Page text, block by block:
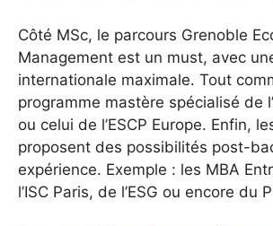
Côté MSc, le parcours Grenoble
Management est un must, avec
internationale maximale. Tout
programme mastère spécialisé de
ou celui de l’ESCP Europe. Enfin,
proposent des possibilités post-
expérience. Exemple : les MBA
l’ISC Paris, de l’ESG ou encore du